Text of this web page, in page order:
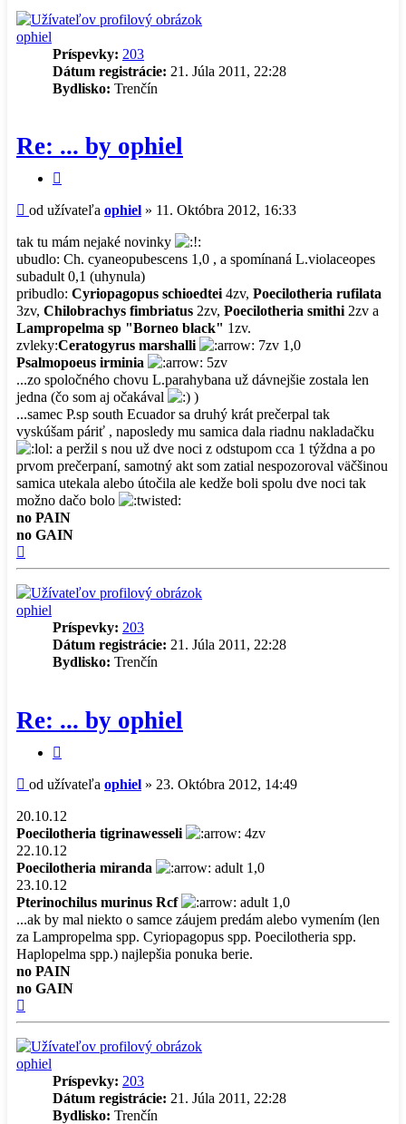
ophiel
Príspevky: 203
Dátum registrácie: 21. Júla 2011, 22:28
Bydlisko: Trenčín
Re: ... by ophiel
Príspevok
od užívateľa ophiel » 11. Októbra 2012, 16:33
tak tu mám nejaké novinky
ubudlo: Ch. cyaneopubescens 1,0 , a spomínaná L.violaceopes
subadult 0,1 (uhynula)
pribudlo: Cyriopagopus schioedtei 4zv, Poecilotheria rufilata
3zv, Chilobrachys fimbriatus 2zv, Poecilotheria smithi 2zv a
Lampropelma sp "Borneo black" 1zv.
zvleky:Ceratogyrus marshalli
7zv 1,0
Psalmopoeus irminia
5zv
...zo spoločného chovu L.parahybana už dávnejšie zostala len
jedna (čo som aj očakával
)
...samec P.sp south Ecuador sa druhý krát prečerpal tak
vyskúšam páriť , naposledy mu samica dala riadnu nakladačku
a peržil s nou už dve noci z odstupom cca 1 týždna a po
prvom prečerpaní, samotný akt som zatial nespozoroval väčšinou
samica utekala alebo útočila ale kedže boli spolu dve noci tak
možno dačo bolo
no PAIN
no GAIN
ophiel
Príspevky: 203
Dátum registrácie: 21. Júla 2011, 22:28
Bydlisko: Trenčín
Re: ... by ophiel
Príspevok
od užívateľa ophiel » 23. Októbra 2012, 14:49
20.10.12
Poecilotheria tigrinawesseli
4zv
22.10.12
Poecilotheria miranda
adult 1,0
23.10.12
Pterinochilus murinus Rcf
adult 1,0
...ak by mal niekto o samce záujem predám alebo vymením (len
za Lampropelma spp. Cyriopagopus spp. Poecilotheria spp.
Haplopelma spp.) najlepšia ponuka berie.
no PAIN
no GAIN
ophiel
Príspevky: 203
Dátum registrácie: 21. Júla 2011, 22:28
Bydlisko: Trenčín